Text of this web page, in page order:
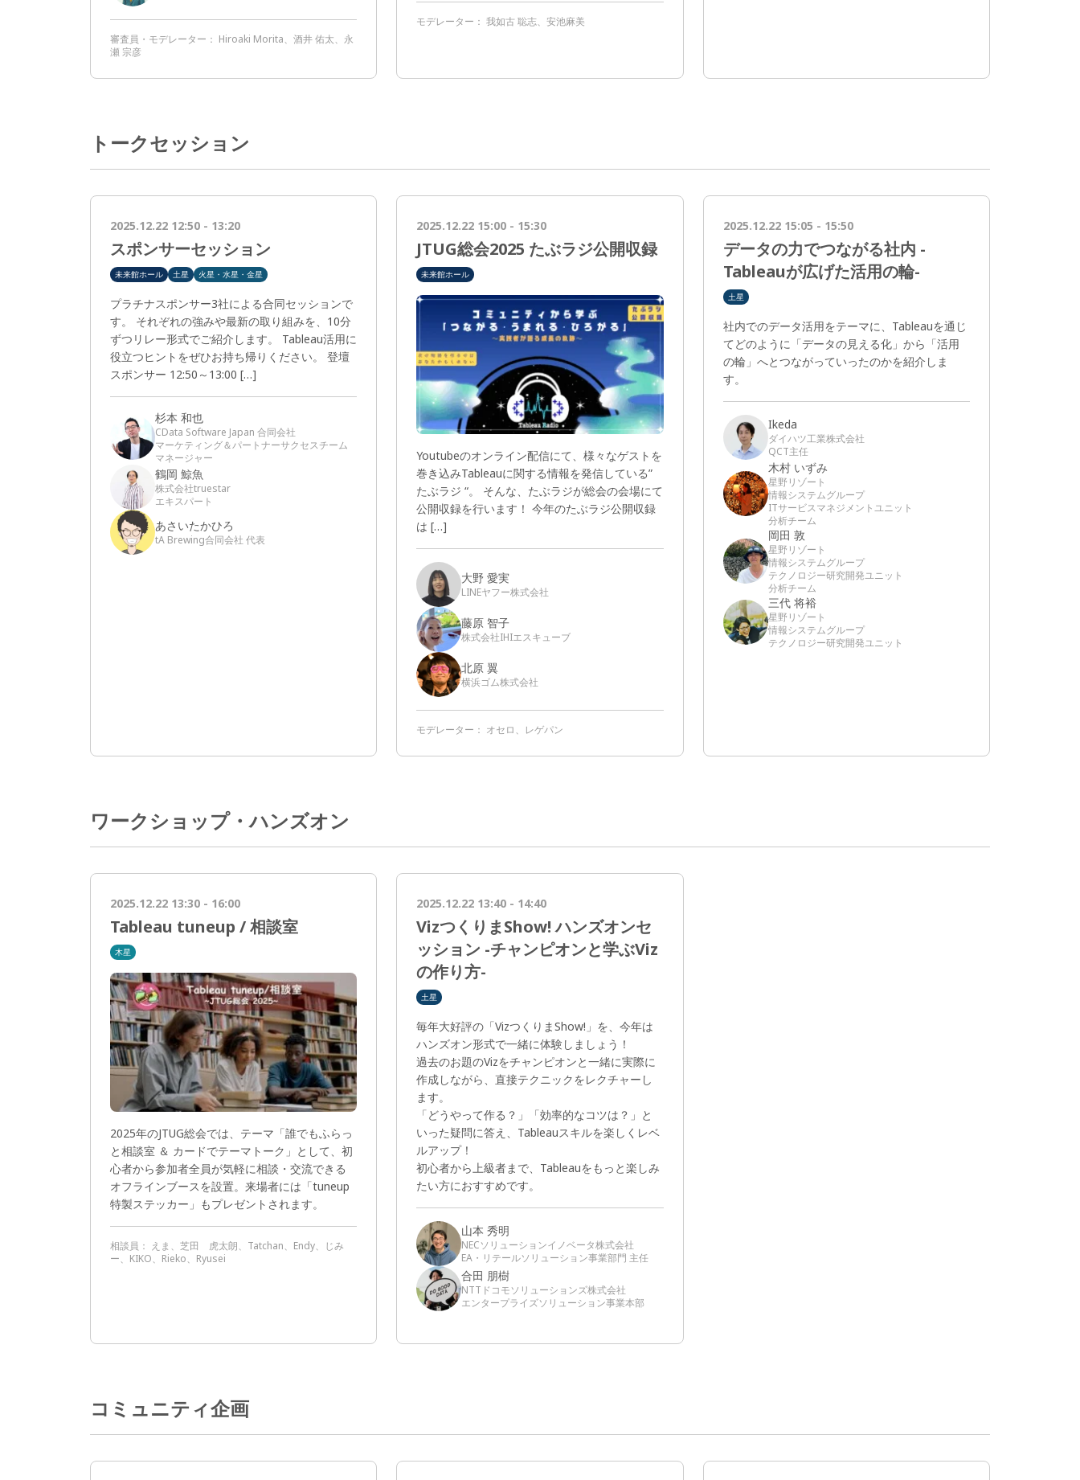
審査員・モデレーター： Hiroaki Morita、酒井 佑太、永
瀬 宗彦
モデレーター： 我如古 聡志、安池麻美
トークセッション
2025.12.22 12:50 - 13:20
スポンサーセッション
未来館ホール 土星 火星・水星・金星
プラチナスポンサー3社による合同セッションで
す。 それぞれの強みや最新の取り組みを、10分
ずつリレー形式でご紹介します。 Tableau活用に
役立つヒントをぜひお持ち帰りください。 登壇
スポンサー 12:50～13:00 […]
杉本 和也
CData Software Japan 合同会社
マーケティング＆パートナーサクセスチーム
マネージャー
鶴岡 鯨魚
株式会社truestar
エキスパート
あさいたかひろ
tA Brewing合同会社 代表
2025.12.22 15:00 - 15:30
JTUG総会2025 たぶラジ公開収録
未来館ホール
Youtubeのオンライン配信にて、様々なゲストを
巻き込みTableauに関する情報を発信している”
たぶラジ “。 そんな、たぶラジが総会の会場にて
公開収録を行います！ 今年のたぶラジ公開収録
は […]
大野 愛実
LINEヤフー株式会社
藤原 智子
株式会社IHIエスキューブ
北原 翼
横浜ゴム株式会社
モデレーター： オセロ、レゲパン
2025.12.22 15:05 - 15:50
データの力でつながる社内 -
Tableauが広げた活用の輪-
土星
社内でのデータ活用をテーマに、Tableauを通じ
てどのように「データの見える化」から「活用
の輪」へとつながっていったのかを紹介しま
す。
Ikeda
ダイハツ工業株式会社
QCT主任
木村 いずみ
星野リゾート
情報システムグループ
ITサービスマネジメントユニット
分析チーム
岡田 敦
星野リゾート
情報システムグループ
テクノロジー研究開発ユニット
分析チーム
三代 将裕
星野リゾート
情報システムグループ
テクノロジー研究開発ユニット
ワークショップ・ハンズオン
2025.12.22 13:30 - 16:00
Tableau tuneup / 相談室
木星
2025年のJTUG総会では、テーマ「誰でもふらっ
と相談室 ＆ カードでテーマトーク」として、初
心者から参加者全員が気軽に相談・交流できる
オフラインブースを設置。来場者には「tuneup
特製ステッカー」もプレゼントされます。
相談員： えま、芝田 虎太朗、Tatchan、Endy、じみ
ー、KIKO、Rieko、Ryusei
2025.12.22 13:40 - 14:40
VizつくりまShow! ハンズオンセ
ッション -チャンピオンと学ぶViz
の作り方-
土星
毎年大好評の「VizつくりまShow!」を、今年は
ハンズオン形式で一緒に体験しましょう！
過去のお題のVizをチャンピオンと一緒に実際に
作成しながら、直接テクニックをレクチャーし
ます。
「どうやって作る？」「効率的なコツは？」と
いった疑問に答え、Tableauスキルを楽しくレベ
ルアップ！
初心者から上級者まで、Tableauをもっと楽しみ
たい方におすすめです。
山本 秀明
NECソリューションイノベータ株式会社
EA・リテールソリューション事業部門 主任
合田 朋樹
NTTドコモソリューションズ株式会社
エンタープライズソリューション事業本部
コミュニティ企画